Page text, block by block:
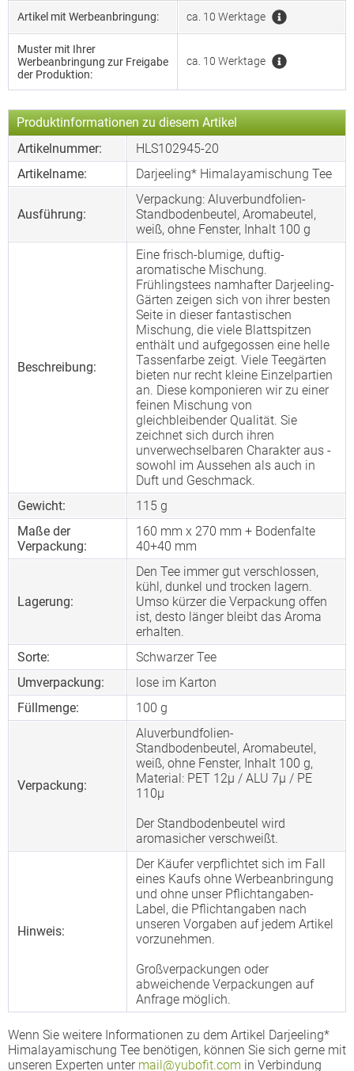
Artikel mit Werbeanbringung: ca. 10 Werktage
Muster mit Ihrer
Werbeanbringung zur Freigabe
der Produktion:
ca. 10 Werktage
Produktinformationen zu diesem Artikel
Artikelnummer:
HLS102945-20
Artikelname:
Darjeeling* Himalayamischung Tee
Ausführung:
Verpackung: Aluverbundfolien-
Standbodenbeutel, Aromabeutel,
weiß, ohne Fenster, Inhalt 100 g
Beschreibung:
Eine frisch-blumige, duftig-
aromatische Mischung.
Frühlingstees namhafter Darjeeling-
Gärten zeigen sich von ihrer besten
Seite in dieser fantastischen
Mischung, die viele Blattspitzen
enthält und aufgegossen eine helle
Tassenfarbe zeigt. Viele Teegärten
bieten nur recht kleine Einzelpartien
an. Diese komponieren wir zu einer
feinen Mischung von
gleichbleibender Qualität. Sie
zeichnet sich durch ihren
unverwechselbaren Charakter aus -
sowohl im Aussehen als auch in
Duft und Geschmack.
Gewicht:
115 g
Maße der
Verpackung:
160 mm x 270 mm + Bodenfalte
40+40 mm
Lagerung:
Den Tee immer gut verschlossen,
kühl, dunkel und trocken lagern.
Umso kürzer die Verpackung offen
ist, desto länger bleibt das Aroma
erhalten.
Sorte:
Schwarzer Tee
Umverpackung:
lose im Karton
Füllmenge:
100 g
Verpackung:
Aluverbundfolien-
Standbodenbeutel, Aromabeutel,
weiß, ohne Fenster, Inhalt 100 g,
Material: PET 12µ / ALU 7µ / PE
110µ
Der Standbodenbeutel wird
aromasicher verschweißt.
Hinweis:
Der Käufer verpflichtet sich im Fall
eines Kaufs ohne Werbeanbringung
und ohne unser Pflichtangaben-
Label, die Pflichtangaben nach
unseren Vorgaben auf jedem Artikel
vorzunehmen.
Großverpackungen oder
abweichende Verpackungen auf
Anfrage möglich.
Wenn Sie weitere Informationen zu dem Artikel Darjeeling*
Himalayamischung Tee benötigen, können Sie sich gerne mit
unseren Experten unter mail@yubofit.com in Verbindung